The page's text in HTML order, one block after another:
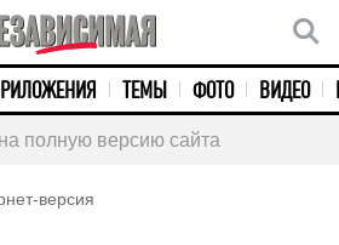
ПРИЛОЖЕНИЯ ТЕМЫ ФОТО ВИДЕО
полную версию сайта
версия